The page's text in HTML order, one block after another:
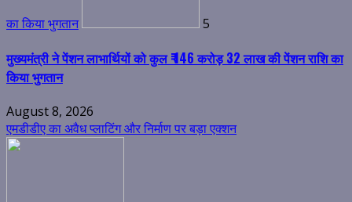
का किया भुगतान 5
मुख्यमंत्री ने पेंशन लाभार्थियों को कुल ₹ 146 करोड़ 32 लाख की पेंशन राशि का
किया भुगतान
August 8, 2026
एमडीडीए का अवैध प्लाटिंग और निर्माण पर बड़ा एक्शन